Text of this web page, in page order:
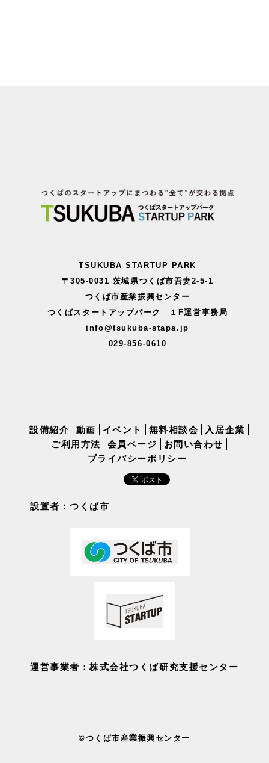
TSUKUBA STARTUP PARK
〒305-0031 茨城県つくば市吾妻2-5-1
つくば市産業振興センター
つくばスタートアップパーク １F運営事務局
info@tsukuba-stapa.jp
029-856-0610
設備紹介 動画 イベント 無料相談会
入居企業
ご利用方法
会員ページ
お問い合わせ
プライバシーポリシー
設置者：つくば市
運営事業者：株式会社つくば研究支援センター
©つくば市産業振興センター